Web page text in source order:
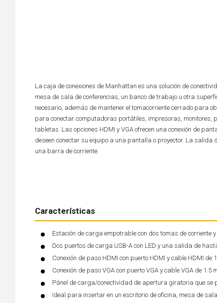
La caja de conexiones de Manhattan es una solución de
mesa de sala de conferencias, un banco de trabajo u otra
necesario, además de mantener el tomacorriente cerrado para
para conectar computadoras portátiles, impresoras, monitores,
tabletas. Las opciones HDMI y VGA ofrecen una conexión de
deseen conectar su equipo a una pantalla o proyector. La
una barra de corriente.
Características
Estación de carga empotrable con dos tomas de corriente
Dos puertos de carga USB-A con LED y una salida de
Conexión de paso HDMI con puerto HDMI y cable HDMI
Conexión de paso VGA con puerto VGA y cable VGA de
Pánel de carga/conectividad de apertura giratoria que se
Ideal para insertar en un escritorio de oficina, mesa de